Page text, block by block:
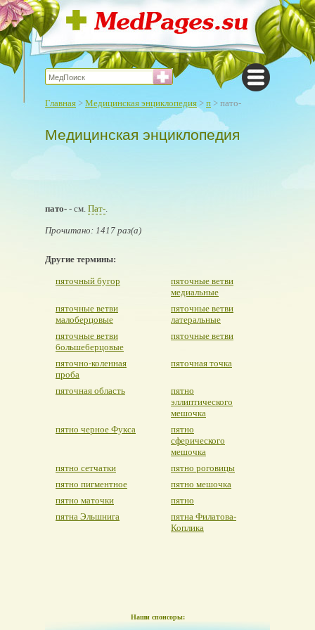
Главная > Медицинская энциклопедия > п > пато-
Медицинская энциклопедия
пато- - см. Пат-.
Прочитано: 1417 раз(а)
Другие термины:
пяточный бугор
пяточные ветви
медиальные
пяточные ветви
малоберцовые
пяточные ветви
латеральные
пяточные ветви
большеберцовые
пяточные ветви
пяточно-коленная
проба
пяточная точка
пяточная область
пятно
эллиптического
мешочка
пятно черное Фукса
пятно
сферического
мешочка
пятно сетчатки
пятно роговицы
пятно пигментное
пятно мешочка
пятно маточки
пятно
пятна Эльшнига
пятна Филатова-
Коплика
Наши спонсоры: